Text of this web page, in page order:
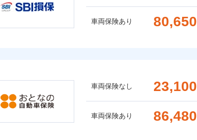
車両保険あり 80,650
車両保険なし 23,100
車両保険あり 86,480